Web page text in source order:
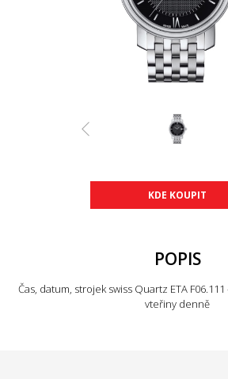
KDE KOUPIT
POPIS
Čas, datum, strojek swiss Quartz ETA
vteřiny denně